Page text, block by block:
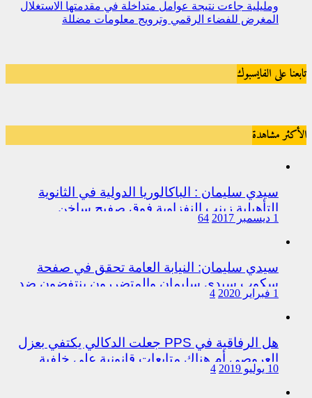
ومليلية جاءت نتيجة عوامل متداخلة في مقدمتها الاستغلال
المغرض للفضاء الرقمي وترويج معلومات مضللة
تابعنا على الفايسبوك
الأكثر مشاهدة
سيدي سليمان : الباكالوريا الدولية في الثانوية
التأهيلية زينب النفزاوية فوق صفيح ساخن
1 ديسمبر 2017 64
سيدي سليمان: النيابة العامة تحقق في صفحة
سكوب سيدي سليمان والمتضررون ينتفضون ضد
المتورطين من رجال الشرطة
1 فبراير 2020 4
هل الرفاقية في PPS جعلت الدكالي يكتفي بعزل
العروصي أم هناك متابعات قانونية على خلفية
اختلالات التسيير بمندوبية سيدي سليمان
10 يوليو 2019 4